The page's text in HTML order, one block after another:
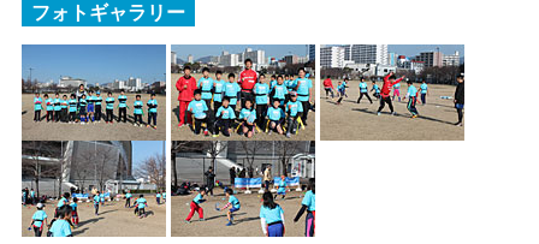
フォトギャラリー